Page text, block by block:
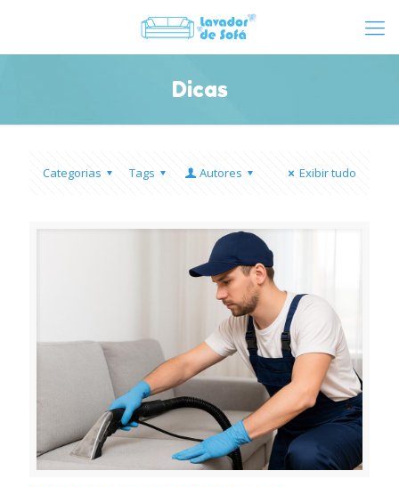
Dicas
Categorias Tags Autores Exibir tudo